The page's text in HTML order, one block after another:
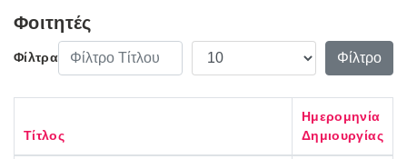
Φοιτητές
Φίλτρα
Φίλτρο Τίτλου Εμφάνιση #
Φίλτρο
Τίτλος
Ημερομηνία
Δημιουργίας